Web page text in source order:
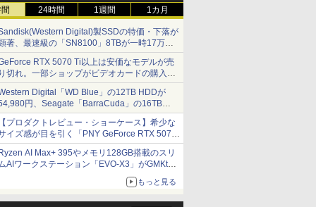
24時間 1週間 1カ月
Digital)製SSDの特価・下落が
著、最速級の「SN8100」8TBが一時17万円
れ [8月前半のSSD価格]
RTX 5070 Ti以上は安価なモデルが売
切れ。一部ショップがビデオカードの購入制
を実施したニュースが注目を集める AKIBA
Hotline! 先週のアクセスランキング 26年7月
日～26年8月3日
Digital「WD Blue」の12TB HDDが
円、Seagate「BarraCuda」の16TB
が64,980円などが特売、NAS・ビジネス向
は上昇傾向 [8月前半のHDD価格]
プロダクトレビュー・ショーケース】希少な
イズ感が目を引く「PNY GeForce RTX 5070
16GB OC SLIM」。準ハイエンドでも2スロ
ト厚で長さ30cm切り！スリムボディでもパフ
ーマンスと冷却は万全 text by 内田 泰仁
AI Max+ 395やメモリ128GB搭載のスリ
AIワークステーション「EVO-X3」がGMKtec
もっと見る